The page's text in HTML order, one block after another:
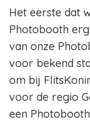
Het eerste dat
Photobooth
van onze
voor bekend
om bij
voor de regio
een